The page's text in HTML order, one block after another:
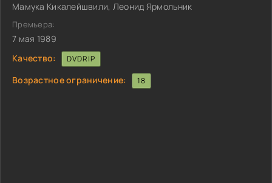
Мамука Кикалейшвили, Леонид Ярмольник
Премьера:
7 мая 1989
Качество:
DVDRIP
Возрастное ограничение: 18